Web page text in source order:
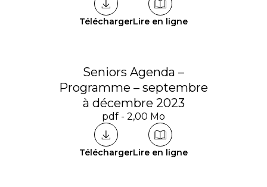
TéléchargerLire en ligne
Seniors Agenda –
Programme – septembre
à décembre 2023
pdf - 2,00 Mo
TéléchargerLire en ligne